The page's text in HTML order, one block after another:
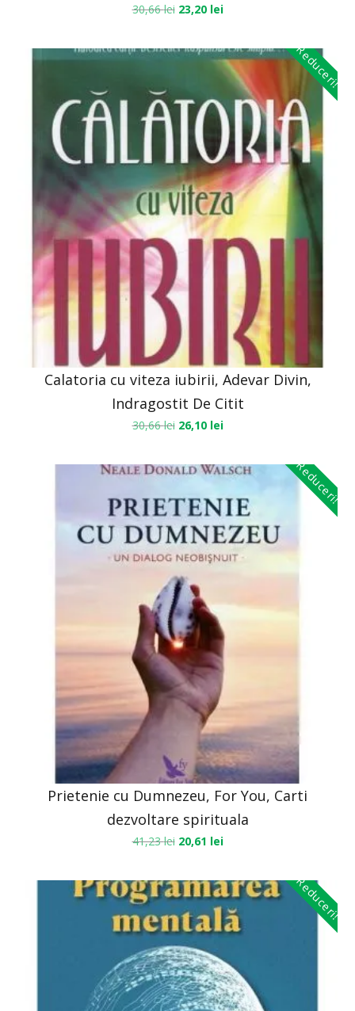
30,66lei 23,20 lei
Reduceri!
Calatoria cu viteza iubirii, Adevar Divin,
Indragostit De Citit
30,66lei 26,10 lei
Reduceri!
Prietenie cu Dumnezeu, For You, Carti
dezvoltare spirituala
41,23lei 20,61 lei
Reduceri!